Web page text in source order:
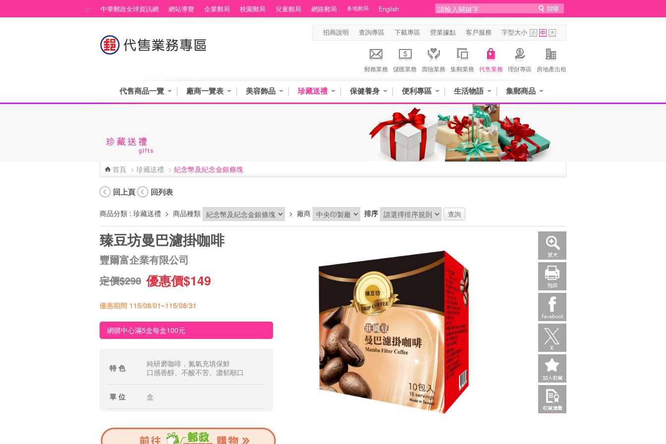
::: 中華郵政全球資訊網 網站導覽 企業郵局 校園郵局 兒童郵局 網路郵局 各地郵局 English
招商說明 查詢專區 下載專區 營業據點 客戶服務 字型大小
郵務業務 儲匯業務 壽險業務 集郵業務 代售業務 理財專區 房地產出租
代售商品一覽 廠商一覽表 美容飾品 珍藏送禮 保健養身 便利專區 生活物語 集郵商品
首頁 > 珍藏送禮 > 紀念幣及紀念金銀條塊
回上頁 回列表
商品分類 : 珍藏送禮 > 商品種類 > 廠商 排序
臻豆坊曼巴濾掛咖啡
豐爾富企業有限公司
定價$298 優惠價$149
優惠期間 115/08/01~115/08/31
網購中心滿5盒每盒100元
特 色
純研磨咖啡，氮氣充填保鮮
口感香醇、不酸不苦、濃郁順口
單 位 盒